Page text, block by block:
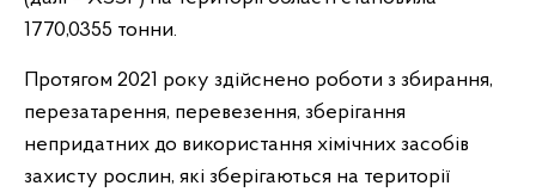
1770,0355 тонни.
Протягом 2021 року здійснено роботи з збирання,
перезатарення, перевезення, зберігання
непридатних до використання хімічних засобів
захисту рослин, які зберігаються на території